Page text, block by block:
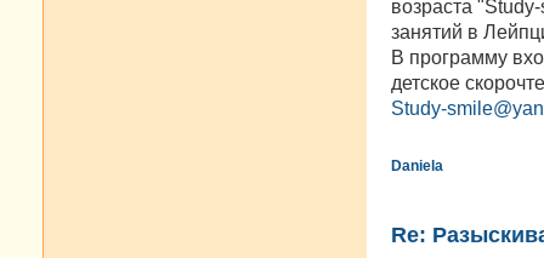
и
е
возраста
занятий в
В программу
детское
Study-
Daniela
Re: